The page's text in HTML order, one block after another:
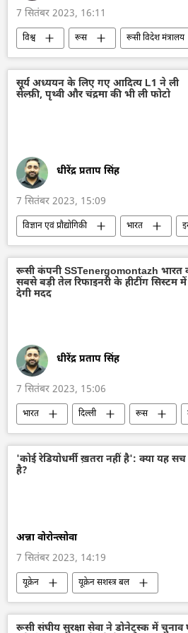
7 सितंबर 2023, 16:11
विश्व रूस
रूसी विदेश मंत्रालय
विदेश मंत्रालय
सर्गे लवरोव
रूपपुर परमाणु ऊर्जा परियोजना
परमाणु
परमाणु ऊर्जा
सैन्य सहायता
सैन्य तकनीकी सहयोग
द्विपक्षीय रिश्ते
सूर्य अध्ययन के लिए गए आदित्य L1 ने ली
सेल्फ़ी, पृथ्वी और चंद्रमा की भी ली फोटो
धीरेंद्र प्रताप सिंह
7 सितंबर 2023, 15:09
विज्ञान एवं प्रौद्योगिकी भारत
आदित्य L1
पृथ्वी
चंद्रमा
अंतरिक्ष उद्योग
अंतरिक्ष अनुसंधान
विज्ञान एवं प्रौद्योगिकी
तकनीकी विकास
रूसी कंपनी SSTenergomontazh भारत
सबसे बड़ी तेल रिफाइनरी के हीटींग सिस्टम में
देगी मदद
धीरेंद्र प्रताप सिंह
7 सितंबर 2023, 15:06
भारत दिल्ली रूस
तेल
तेल उत्पादन
तेल का
द्विपक्षीय व्यापार
राजस्थान
'कोई रेडियोधर्मी ख़तरा नहीं है': क्या यह सच
है?
अन्ना वोरोन्त्सोवा
7 सितंबर 2023, 14:19
यूक्रेन
यूक्रेन सशस्त्र बल
यूक्रेन का जवाबी हमला
यूक्रेन की सुरक्षा
विश्व
रूस
रूसी सेना
रूसी संघीय सुरक्षा सेवा ने डोनेट्स्क में चुनाव